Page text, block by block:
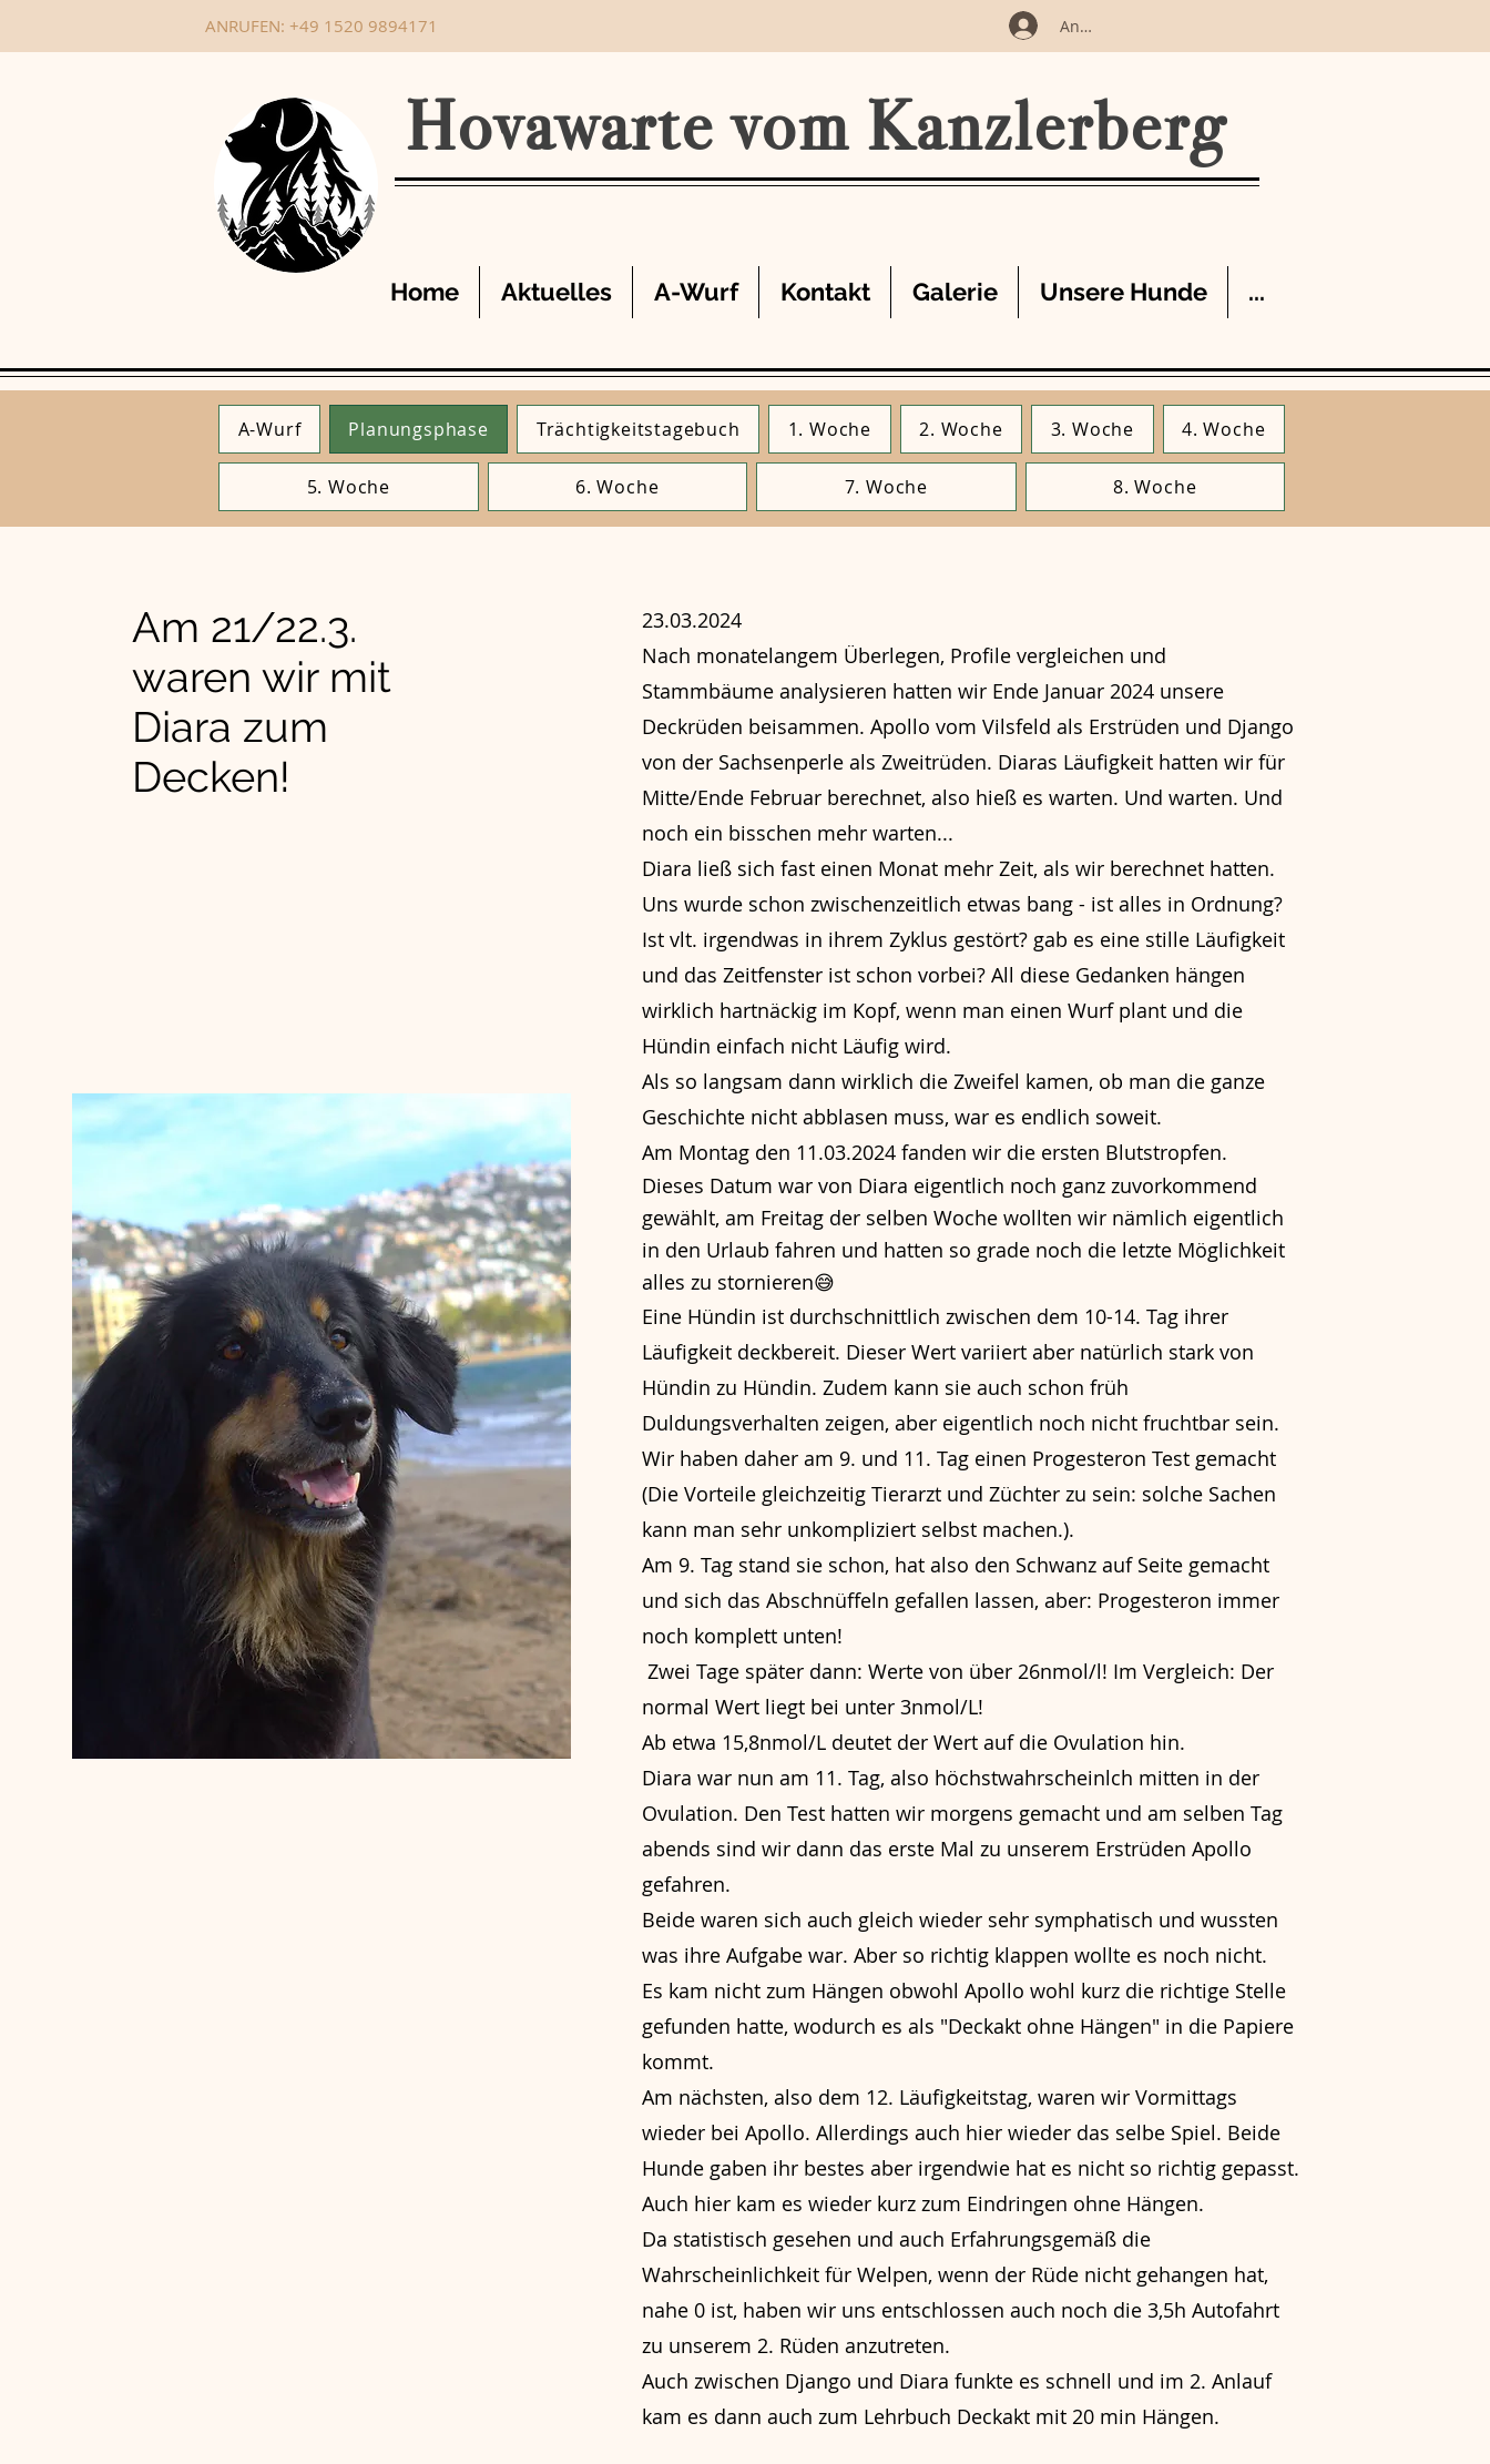
ANRUFEN: +49 1520 9894171 Anmelden
Hovawarte vom Kanzlerberg
Home Aktuelles A-Wurf Kontakt Galerie Unsere Hunde ...
A-Wurf Planungsphase Trächtigkeitstagebuch 1. Woche 2. Woche 3. Woche 4. Woche
5. Woche 6. Woche 7. Woche 8. Woche
Am 21/22.3.
waren wir mit
Diara zum
Decken!
23.03.2024
Nach monatelangem Überlegen, Profile vergleichen und
Stammbäume analysieren hatten wir Ende Januar 2024 unsere
Deckrüden beisammen. Apollo vom Vilsfeld als Erstrüden und Django
von der Sachsenperle als Zweitrüden. Diaras Läufigkeit hatten wir für
Mitte/Ende Februar berechnet, also hieß es warten. Und warten. Und
noch ein bisschen mehr warten...
Diara ließ sich fast einen Monat mehr Zeit, als wir berechnet hatten.
Uns wurde schon zwischenzeitlich etwas bang - ist alles in Ordnung?
Ist vlt. irgendwas in ihrem Zyklus gestört? gab es eine stille Läufigkeit
und das Zeitfenster ist schon vorbei? All diese Gedanken hängen
wirklich hartnäckig im Kopf, wenn man einen Wurf plant und die
Hündin einfach nicht Läufig wird.
Als so langsam dann wirklich die Zweifel kamen, ob man die ganze
Geschichte nicht abblasen muss, war es endlich soweit.
Am Montag den 11.03.2024 fanden wir die ersten Blutstropfen.
Dieses Datum war von Diara eigentlich noch ganz zuvorkommend
gewählt, am Freitag der selben Woche wollten wir nämlich eigentlich
in den Urlaub fahren und hatten so grade noch die letzte Möglichkeit
alles zu stornieren😅
Eine Hündin ist durchschnittlich zwischen dem 10-14. Tag ihrer
Läufigkeit deckbereit. Dieser Wert variiert aber natürlich stark von
Hündin zu Hündin. Zudem kann sie auch schon früh
Duldungsverhalten zeigen, aber eigentlich noch nicht fruchtbar sein.
Wir haben daher am 9. und 11. Tag einen Progesteron Test gemacht
(Die Vorteile gleichzeitig Tierarzt und Züchter zu sein: solche Sachen
kann man sehr unkompliziert selbst machen.).
Am 9. Tag stand sie schon, hat also den Schwanz auf Seite gemacht
und sich das Abschnüffeln gefallen lassen, aber: Progesteron immer
noch komplett unten!
Zwei Tage später dann: Werte von über 26nmol/l! Im Vergleich: Der
normal Wert liegt bei unter 3nmol/L!
Ab etwa 15,8nmol/L deutet der Wert auf die Ovulation hin.
Diara war nun am 11. Tag, also höchstwahrscheinlch mitten in der
Ovulation. Den Test hatten wir morgens gemacht und am selben Tag
abends sind wir dann das erste Mal zu unserem Erstrüden Apollo
gefahren.
Beide waren sich auch gleich wieder sehr symphatisch und wussten
was ihre Aufgabe war. Aber so richtig klappen wollte es noch nicht.
Es kam nicht zum Hängen obwohl Apollo wohl kurz die richtige Stelle
gefunden hatte, wodurch es als "Deckakt ohne Hängen" in die Papiere
kommt.
Am nächsten, also dem 12. Läufigkeitstag, waren wir Vormittags
wieder bei Apollo. Allerdings auch hier wieder das selbe Spiel. Beide
Hunde gaben ihr bestes aber irgendwie hat es nicht so richtig gepasst.
Auch hier kam es wieder kurz zum Eindringen ohne Hängen.
Da statistisch gesehen und auch Erfahrungsgemäß die
Wahrscheinlichkeit für Welpen, wenn der Rüde nicht gehangen hat,
nahe 0 ist, haben wir uns entschlossen auch noch die 3,5h Autofahrt
zu unserem 2. Rüden anzutreten.
Auch zwischen Django und Diara funkte es schnell und im 2. Anlauf
kam es dann auch zum Lehrbuch Deckakt mit 20 min Hängen.